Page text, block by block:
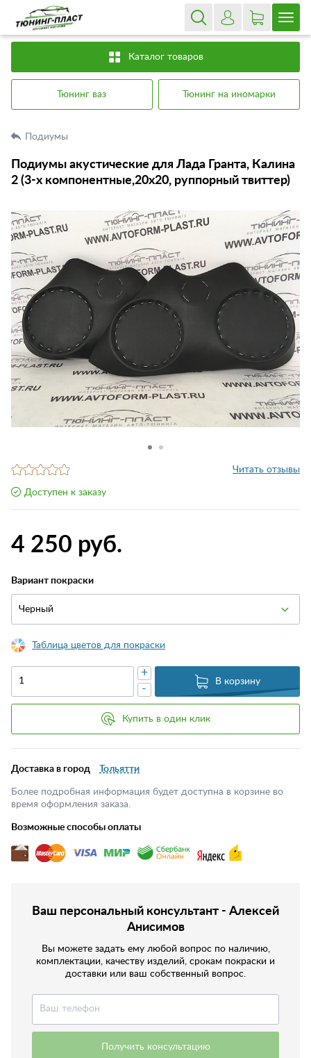
Каталог товаров
Тюнинг ваз Тюнинг на иномарки
Подиумы
Подиумы акустические для Лада Гранта, Калина
2 (3-х компонентные,20х20, руппорный твиттер)
Читать отзывы
Доступен к заказу
4 250 руб.
Вариант покраски
Черный
Таблица цветов для покраски
-
+
В корзину
Купить в один клик
Доставка в город Тольятти
Более подробная информация будет доступна в корзине во
время оформления заказа.
Возможные способы оплаты
Ваш персональный консультант - Алексей
Анисимов
Вы можете задать ему любой вопрос по наличию,
комплектации, качеству изделий, срокам покраски и
доставки или ваш собственный вопрос.
Получить консультацию